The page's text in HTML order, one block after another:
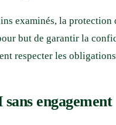
examinés, la protection
but de garantir la
respecter les
engagement